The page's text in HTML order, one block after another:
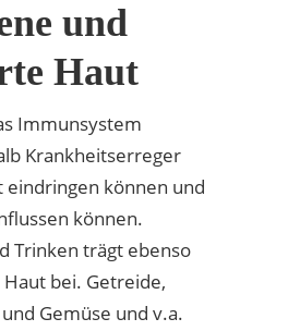
und
Haut
Immunsystem
Krankheitserreger
eindringen können und
können.
Trinken trägt ebenso
bei. Getreide,
Gemüse und v.a.